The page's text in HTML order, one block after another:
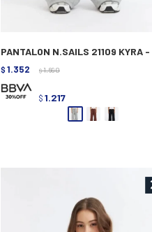
PANTALON N.SAILS 21109 KYRA -
$ 1.352 $ 1.690
$ 1.217